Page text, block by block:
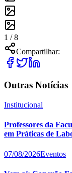
1 /8
Compartilhar:
Outras Notícias
Institucional
Professores da
em Práticas de
07/08/2026Eventos